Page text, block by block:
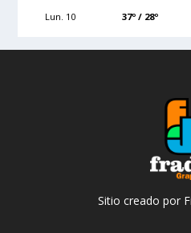
Lun. 10 37º / 28º
Sitio creado por